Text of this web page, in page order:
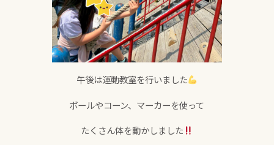
午後は運動教室を行いました
ボールやコーン、マーカーを使って
たくさん体を動かしました